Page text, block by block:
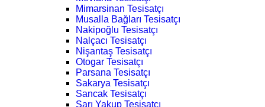
Mimarsinan Tesisatçı
Musalla Bağları Tesisatçı
Nakipoğlu Tesisatçı
Nalçacı Tesisatçı
Nişantaş Tesisatçı
Otogar Tesisatçı
Parsana Tesisatçı
Sakarya Tesisatçı
Sancak Tesisatçı
Sarı Yakup Tesisatçı